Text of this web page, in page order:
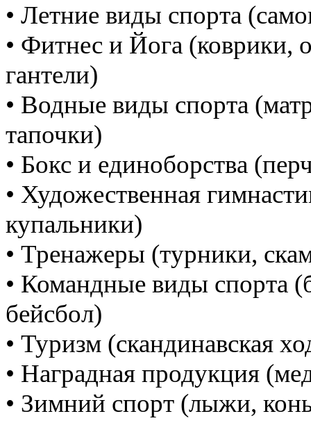
• Летние виды спорта
• Фитнес и Йога (коврики,
гантели)
• Водные виды спорта
тапочки)
• Бокс и единоборства
• Художественная
купальники)
• Тренажеры (турники,
• Командные виды спорта
бейсбол)
• Туризм (скандинавская
• Наградная продукция
• Зимний спорт (лыжи,